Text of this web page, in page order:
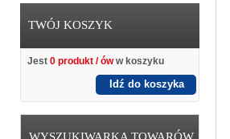
TWÓJ KOSZYK
Jest 0 produkt / óww koszyku
Idź do koszyka